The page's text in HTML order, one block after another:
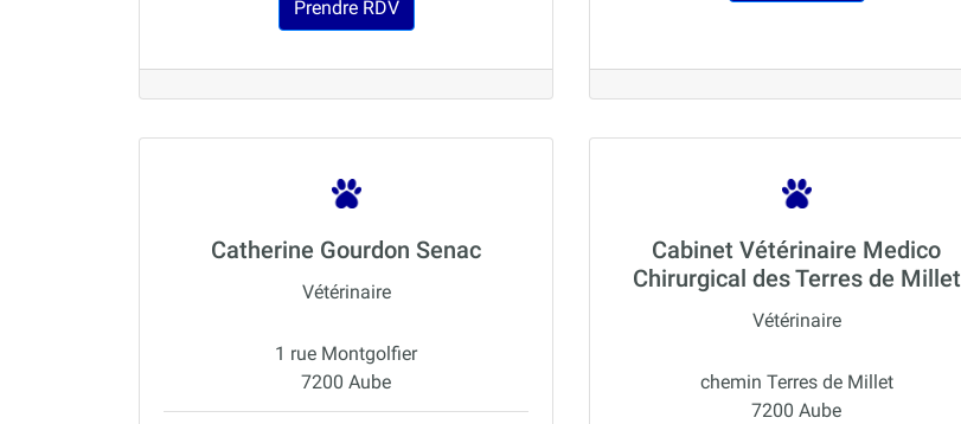
Prendre RDV
Catherine Gourdon Senac
Vétérinaire
1 rue Montgolfier
7200 Aube
Cabinet Vétérinaire Medico
Chirurgical des Terres de Millet
Vétérinaire
chemin Terres de Millet
7200 Aube